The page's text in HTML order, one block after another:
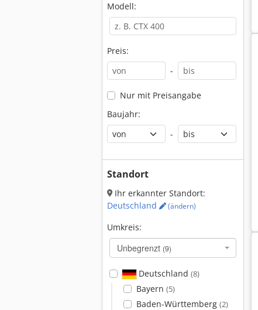
Modell:
Preis:
-
Nur mit Preisangabe
Baujahr:
-
Standort
Ihr erkannter Standort:
Deutschland
(ändern)
Umkreis:
Unbegrenzt (9)
Deutschland (8)
Bayern (5)
Baden-Württemberg (2)